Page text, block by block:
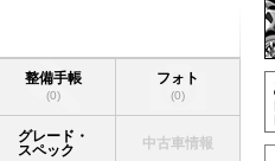
整備手帳
(0)
フォト
(0)
グレード・
スペック
中古車情報